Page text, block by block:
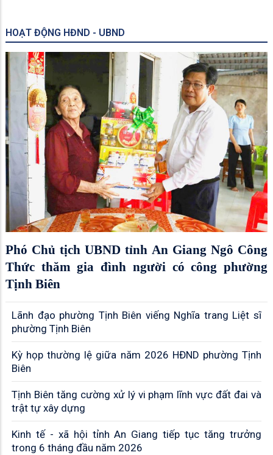
HOẠT ĐỘNG HĐND - UBND
Phó Chủ tịch UBND tỉnh An Giang Ngô Công
Thức thăm gia đình người có công phường
Tịnh Biên
Lãnh đạo phường Tịnh Biên viếng Nghĩa trang Liệt sĩ
phường Tịnh Biên
Kỳ họp thường lệ giữa năm 2026 HĐND phường Tịnh
Biên
Tịnh Biên tăng cường xử lý vi phạm lĩnh vực đất đai và
trật tự xây dựng
Kinh tế - xã hội tỉnh An Giang tiếp tục tăng trưởng
trong 6 tháng đầu năm 2026